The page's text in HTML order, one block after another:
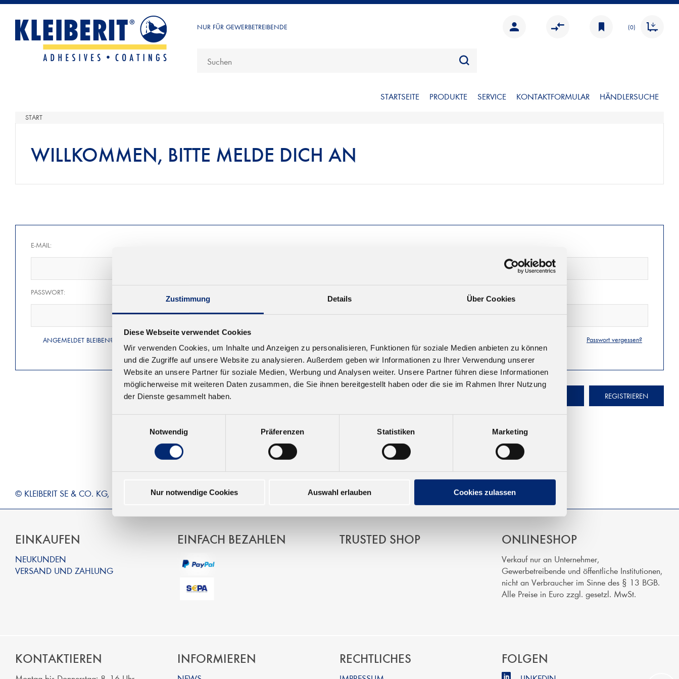
Zustimmung Details Über Cookies
Diese Webseite verwendet Cookies
Wir verwenden Cookies, um Inhalte und Anzeigen zu personalisieren, Funktionen für soziale Medien anbieten zu können
und die Zugriffe auf unsere Website zu analysieren. Außerdem geben wir Informationen zu Ihrer Verwendung unserer
Website an unsere Partner für soziale Medien, Werbung und Analysen weiter. Unsere Partner führen diese Informationen
möglicherweise mit weiteren Daten zusammen, die Sie ihnen bereitgestellt haben oder die sie im Rahmen Ihrer Nutzung
der Dienste gesammelt haben.
Notwendig
Präferenzen Statistiken Marketing
Nur notwendige Cookies Auswahl erlauben Cookies zulassen
NUR FÜR GEWERBETREIBENDE (0)
STARTSEITE PRODUKTE SERVICE KONTAKTFORMULAR HÄNDLERSUCHE
START
WILLKOMMEN, BITTE MELDE DICH AN
E-MAIL:
PASSWORT:
ANGEMELDET BLEIBEN? Passwort vergessen?
REGISTRIEREN
© KLEIBERIT SE & CO. KG, Max-Becker-Str. 4, 76356 Weingarten, Germany
EINKAUFEN
NEUKUNDEN
VERSAND UND ZAHLUNG
EINFACH BEZAHLEN TRUSTED SHOP ONLINESHOP
Verkauf nur an Unternehmer,
Gewerbetreibende und öffentliche Institutionen,
nicht an Verbraucher im Sinne des § 13 BGB.
Alle Preise in Euro zzgl. gesetzl. MwSt.
KONTAKTIEREN INFORMIEREN RECHTLICHES FOLGEN